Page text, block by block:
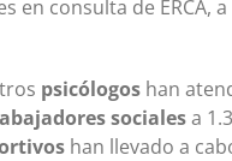
en consulta de ERCA, a
psicólogos han
socialesa
han llevado a